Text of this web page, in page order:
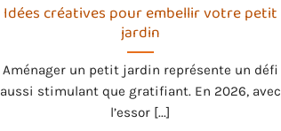
Idées créatives pour embellir votre petit
jardin
Aménager un petit jardin représente un défi
aussi stimulant que gratifiant. En 2026, avec
l’essor [...]